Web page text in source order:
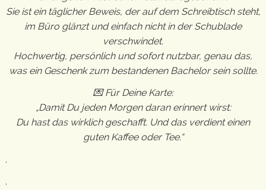
Sie ist ein täglicher Beweis, der auf dem Schreibtisch steht,
im Büro glänzt und einfach nicht in der Schublade
verschwindet.
Hochwertig, persönlich und sofort nutzbar, genau das,
was ein Geschenk zum bestandenen Bachelor sein sollte.
💌 Für Deine Karte:
„Damit Du jeden Morgen daran erinnert wirst:
Du hast das wirklich geschafft. Und das verdient einen
guten Kaffee oder Tee.“
.
.